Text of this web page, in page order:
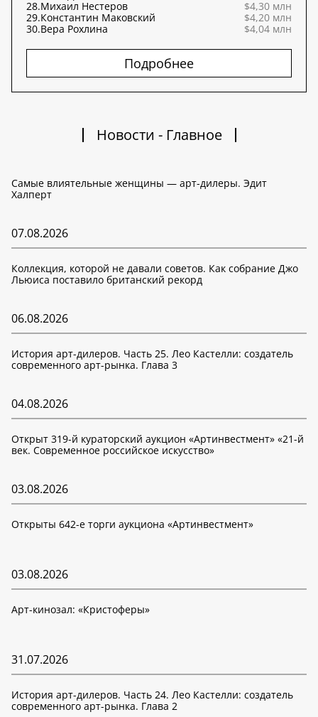
28.Михаил Нестеров
$4,30 млн
29.Константин Маковский
$4,20 млн
30.Вера Рохлина $4,04 млн
Подробнее
Новости - Главное
Самые влиятельные женщины — арт-дилеры. Эдит
Халперт
07.08.2026
Коллекция, которой не давали советов. Как собрание Джо
Льюиса поставило британский рекорд
06.08.2026
История арт-дилеров. Часть 25. Лео Кастелли: создатель
современного арт-рынка. Глава 3
04.08.2026
Открыт 319-й кураторский аукцион «Артинвестмент» «21-й
век. Современное российское искусство»
03.08.2026
Открыты 642-е торги аукциона «Артинвестмент»
03.08.2026
Арт-кинозал: «Кристоферы»
31.07.2026
История арт-дилеров. Часть 24. Лео Кастелли: создатель
современного арт-рынка. Глава 2